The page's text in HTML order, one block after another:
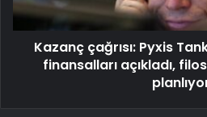
Kazanç çağrısı: Pyxis
finansalları açıkladı,